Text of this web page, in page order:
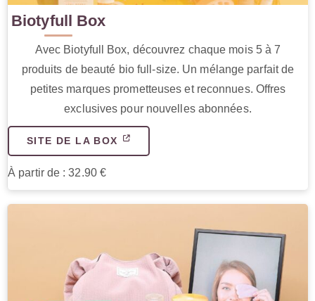
Biotyfull Box
Avec Biotyfull Box, découvrez chaque mois 5 à 7
produits de beauté bio full-size. Un mélange parfait de
petites marques prometteuses et reconnues. Offres
exclusives pour nouvelles abonnées.
SITE DE LA BOX
À partir de : 32.90 €